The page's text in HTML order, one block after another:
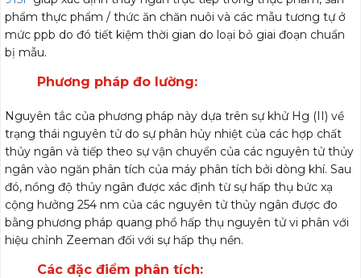
phẩm thực phẩm / thức ăn chăn nuôi và các mẫu tương tự ở
mức ppb do đó tiết kiệm thời gian do loại bỏ giai đoạn chuẩn
bị mẫu.
Phương pháp đo lường:
Nguyên tắc của phương pháp này dựa trên sự khử Hg (II) về
trạng thái nguyên tử do sự phân hủy nhiệt của các hợp chất
thủy ngân và tiếp theo sự vận chuyển của các nguyên tử thủy
ngân vào ngăn phân tích của máy phân tích bởi dòng khí. Sau
đó, nồng độ thủy ngân được xác định từ sự hấp thụ bức xạ
cộng hưởng 254 nm của các nguyên tử thủy ngân được đo
bằng phương pháp quang phổ hấp thụ nguyên tử vi phân với
hiệu chỉnh Zeeman đối với sự hấp thụ nền.
Các đặc điểm phân tích: